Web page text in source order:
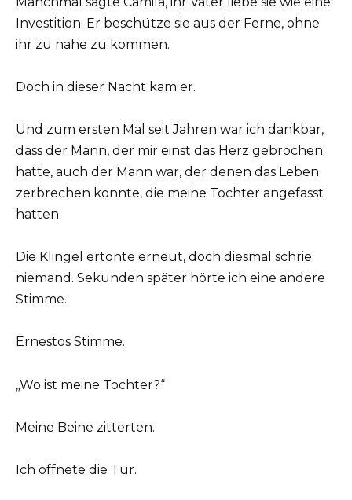
Investition: Er beschütze sie aus der Ferne, ohne
ihr zu nahe zu kommen.
Doch in dieser Nacht kam er.
Und zum ersten Mal seit Jahren war ich dankbar,
dass der Mann, der mir einst das Herz gebrochen
hatte, auch der Mann war, der denen das Leben
zerbrechen konnte, die meine Tochter angefasst
hatten.
Die Klingel ertönte erneut, doch diesmal schrie
niemand. Sekunden später hörte ich eine andere
Stimme.
Ernestos Stimme.
„Wo ist meine Tochter?“
Meine Beine zitterten.
Ich öffnete die Tür.